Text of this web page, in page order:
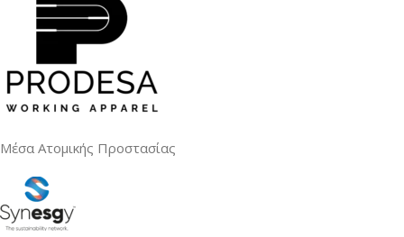
Μέσα Ατομικής Προστασίας